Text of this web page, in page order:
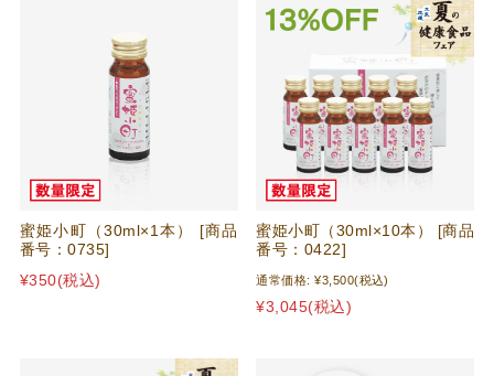
蜜姫小町（30ml×1本） [商品
番号：0735]
¥350(税込)
蜜姫小町（30ml×10本） [商品
番号：0422]
通常価格: ¥3,500(税込)
¥3,045(税込)